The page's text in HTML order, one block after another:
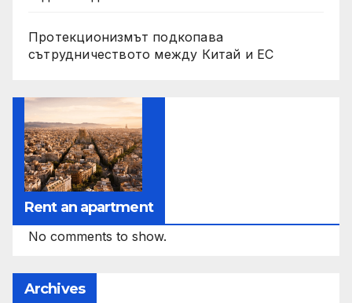
Протекционизмът подкопава
сътрудничеството между Китай и ЕС
Rent an apartment
No comments to show.
Archives